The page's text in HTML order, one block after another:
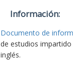
Información:
Documento de
de estudios
inglés.